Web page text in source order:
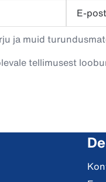
E-post
ja muid
tellimusest